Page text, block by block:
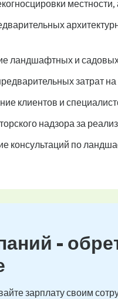
ландшафтных и
затрат на
клиентов и
надзора за
консультаций по
-
зарплату своим